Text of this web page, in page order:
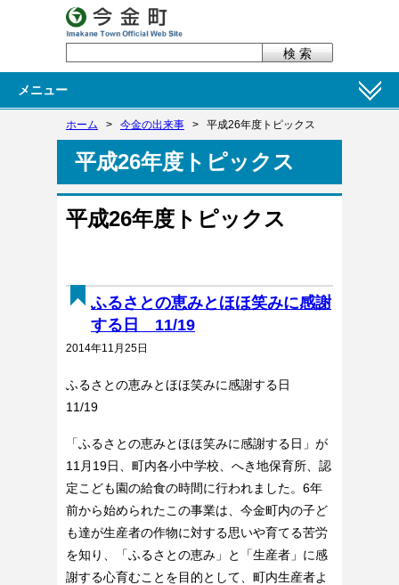
メニュー
ホーム > 今金の出来事 > 平成26年度トピックス
平成26年度トピックス
平成26年度トピックス
ふるさとの恵みとほほ笑みに感謝
する日 11/19
2014年11月25日
ふるさとの恵みとほほ笑みに感謝する日
11/19
「ふるさとの恵みとほほ笑みに感謝する日」が
11月19日、町内各小中学校、へき地保育所、認
定こども園の給食の時間に行われました。6年
前から始められたこの事業は、今金町内の子ど
も達が生産者の作物に対する思いや育てる苦労
を知り、「ふるさとの恵み」と「生産者」に感
謝する心育むことを目的として、町内生産者よ